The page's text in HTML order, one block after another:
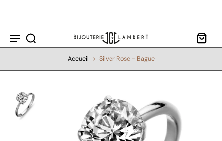
Accueil > Silver Rose - Bague
informations
sur le
produit